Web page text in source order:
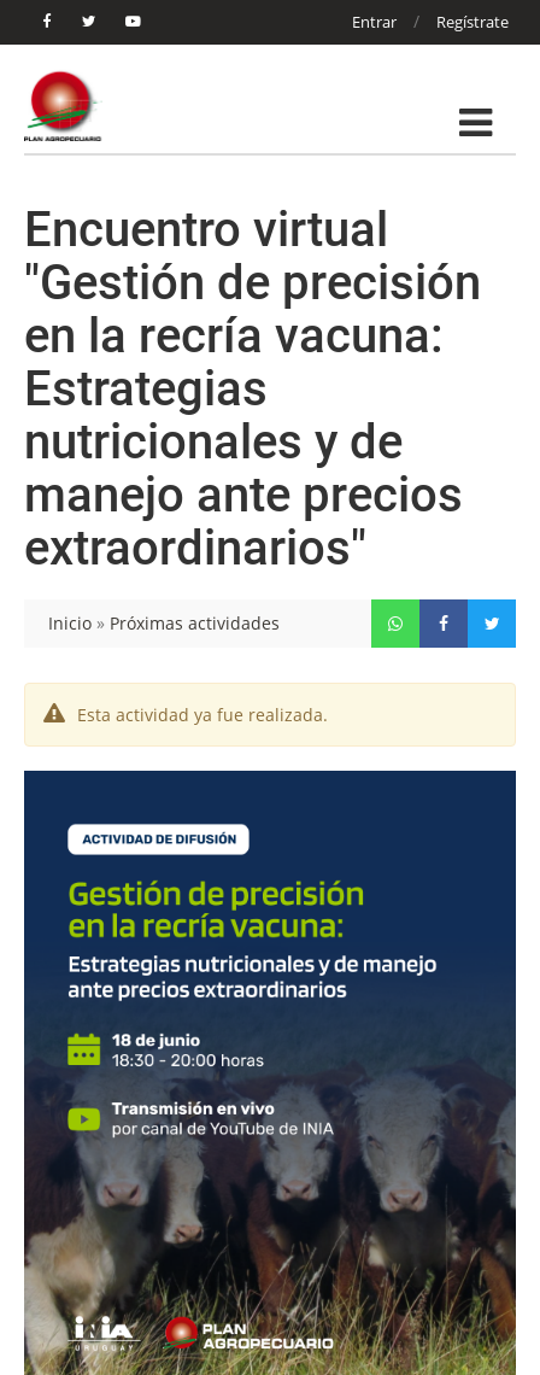
Entrar / Regístrate
Encuentro virtual
"Gestión de precisión
en la recría vacuna:
Estrategias
nutricionales y de
manejo ante precios
extraordinarios"
Inicio » Próximas actividades
Esta actividad ya fue realizada.